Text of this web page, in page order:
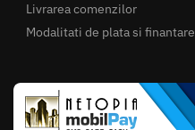
Livrarea comenzilor
Modalitati de plata si finantare